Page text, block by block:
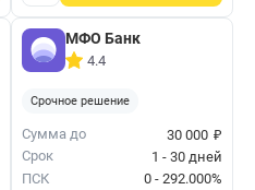
МФО Банк
4.4
Срочное решение
Сумма до 30 000 ₽
Срок
1 - 30 дней
ПСК
0 - 292.000%